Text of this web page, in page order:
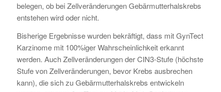
belegen, ob bei Zellveränderungen Gebärmutterhalskrebs
entstehen wird oder nicht.
Bisherige Ergebnisse wurden bekräftigt, dass mit GynTect
Karzinome mit 100%iger Wahrscheinlichkeit erkannt
werden. Auch Zellveränderungen der CIN3-Stufe (höchste
Stufe von Zellveränderungen, bevor Krebs ausbrechen
kann), die sich zu Gebärmutterhalskrebs entwickeln